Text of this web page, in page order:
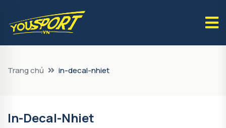
Trang chủ in-decal-nhiet
In-Decal-Nhiet